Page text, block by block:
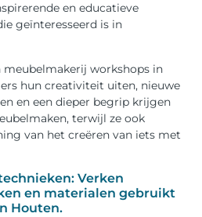
en educatieve
geïnteresseerd is in
meubelmakerij workshops in
hun creativiteit uiten, nieuwe
en een dieper begrip krijgen
terwijl ze ook
van het creëren van iets met
Verken
en materialen gebruikt
Houten.